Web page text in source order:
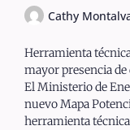
Cathy
Herramienta
mayor presencia
El Ministerio de
nuevo Mapa
herramienta